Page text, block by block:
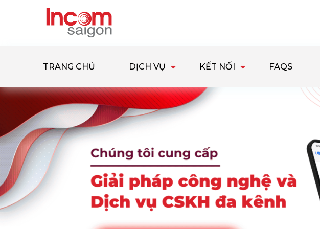
TRANG CHỦ DỊCH VỤ KẾT NỐI FAQS